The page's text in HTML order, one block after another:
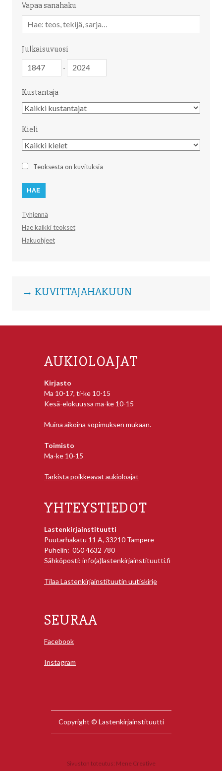
Vapaa sanahaku
sanahaku
Julkaisuvuosi
-
Kustantaja
Kustantaja
Kieli
Kieli
Teoksesta on kuvituksia
Tyhjennä
Hae kaikki teokset
Hakuohjeet
→ KUVITTAJAHAKUUN
AUKIOLOAJAT
Kirjasto
Ma 10-17, ti-ke 10-15
Kesä-elokuussa ma-ke 10-15
Muina aikoina sopimuksen mukaan.
Toimisto
Ma-ke 10-15
Tarkista poikkeavat aukioloajat
YHTEYSTIEDOT
Lastenkirjainstituutti
Puutarhakatu 11 A, 33210 Tampere
Puhelin: 050 4632 780
Sähköposti: info(a)lastenkirjainstituutti.fi
Tilaa Lastenkirjainstituutin uutiskirje
SEURAA
Facebook
Instagram
Copyright © Lastenkirjainstituutti
Sivuston toteutus: Mene Creative